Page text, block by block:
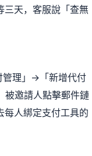
天，客服說「查無
管理」→「新增代付
邀請人點擊郵件鏈
每人綁定支付工具的